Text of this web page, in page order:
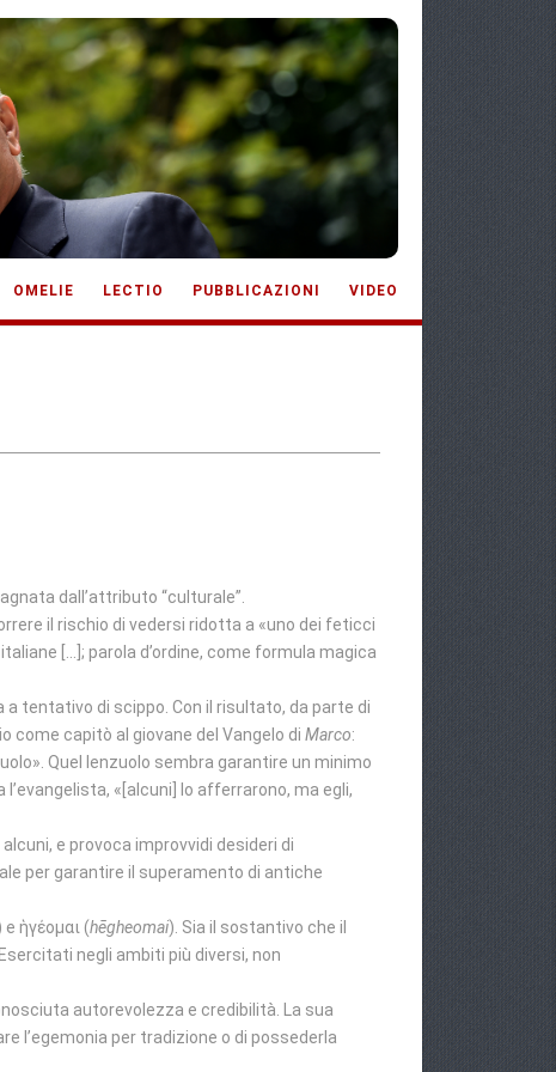
OMELIE LECTIO PUBBLICAZIONI VIDEO
dall’attributo “culturale”.
il rischio di vedersi ridotta a «uno dei feticci
[…]; parola d’ordine, come formula magica
tentativo di scippo. Con il risultato, da parte di
come capitò al giovane del Vangelo di Marco:
Quel lenzuolo sembra garantire un minimo
«[alcuni] lo afferrarono, ma egli,
e provoca improvvidi desideri di
per garantire il superamento di antiche
e ἡγέομαι (hēgheomai). Sia il sostantivo che il
negli ambiti più diversi, non
autorevolezza e credibilità. La sua
l’egemonia per tradizione o di possederla